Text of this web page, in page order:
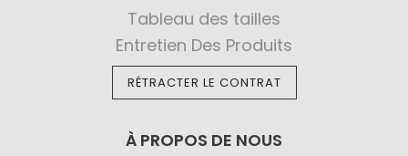
Tableau des tailles
Entretien Des Produits
RÉTRACTER LE CONTRAT
À PROPOS DE NOUS